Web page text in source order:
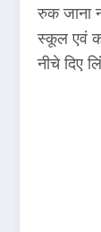
रुक जाना
स्कूल एवं
नीचे दिए